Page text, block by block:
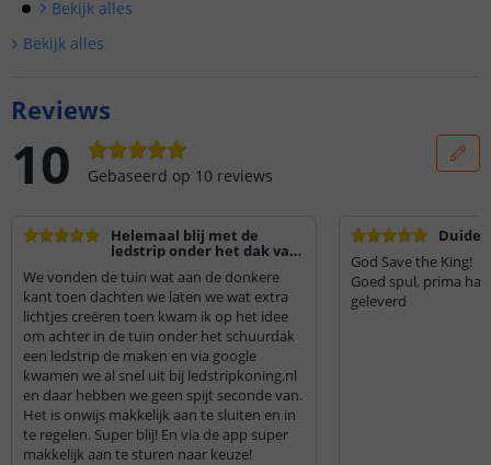
Bekijk alles
Bekijk alles
Reviews
10 Gebaseerd op 10 reviews
Helemaal blij met de
ledstrip onder het dak van
We vonden de tuin wat aan de donkere
kant toen dachten we laten we wat extra
lichtjes creëren toen kwam ik op het idee
om achter in de tuin onder het schuurdak
een ledstrip de maken en via google
kwamen we al snel uit bij ledstripkoning.nl
en daar hebben we geen spijt seconde van.
Het is onwijs makkelijk aan te sluiten en in
te regelen. Super blij! En via de app super
makkelijk aan te sturen naar keuze!
God Save the King!
Goed spul, prima
geleverd